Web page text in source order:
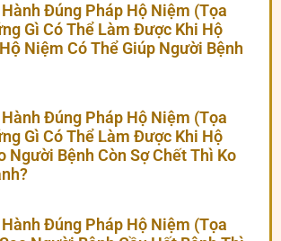
Đúng Pháp Hộ Niệm (Tọa
Gì Có Thể Làm Được Khi Hộ
Niệm Có Thể Giúp Người Bệnh
Đúng Pháp Hộ Niệm (Tọa
Gì Có Thể Làm Được Khi Hộ
Người Bệnh Còn Sợ Chết Thì Ko
Đúng Pháp Hộ Niệm (Tọa